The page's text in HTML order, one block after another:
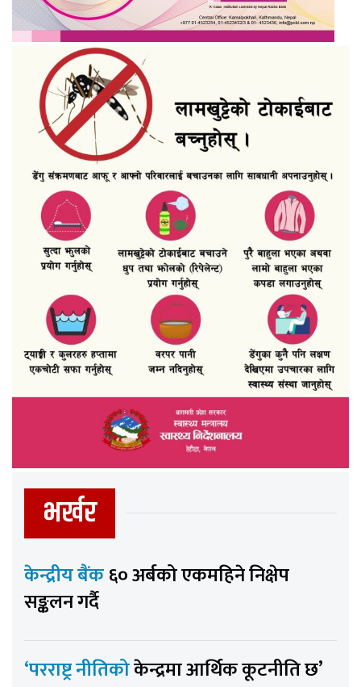
भर्खर
केन्द्रीय बैंक६० अर्बको एकमहिने निक्षेप
सङ्कलन गर्दै
‘परराष्ट्र नीतिकोकेन्द्रमा आर्थिक कूटनीति छ’